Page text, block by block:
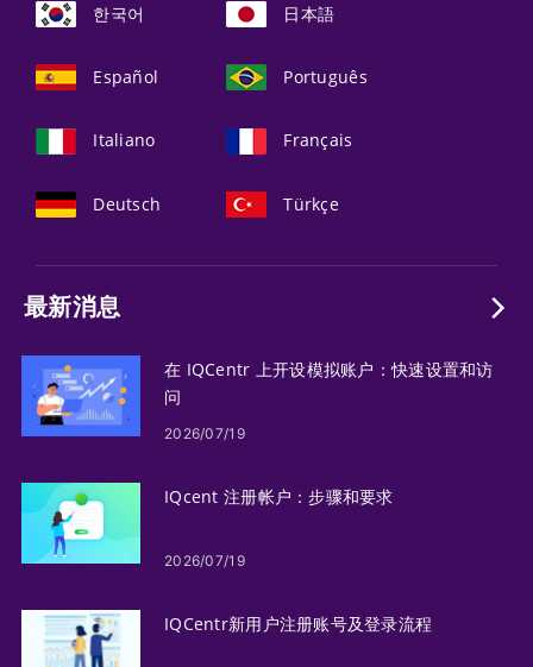
한국어 日本語
Español Português
Italiano Français
Deutsch Türkçe
最新消息
在 IQCentr 上开设模拟账户：快速设置和访
问
2026/07/19
IQcent 注册帐户：步骤和要求
2026/07/19
IQCentr新用户注册账号及登录流程